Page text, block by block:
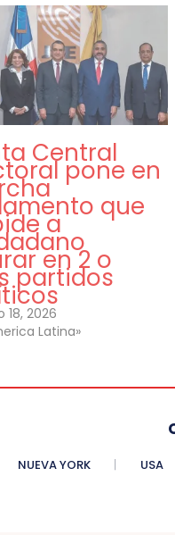
Central
pone en
que
a
en 2 o
partidos
18, 2026
Latina»
NUEVA YORK USA